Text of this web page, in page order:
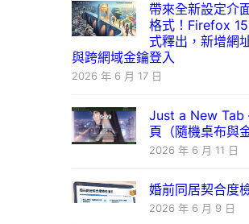
帶來全新設定介
格式！Firefox
式釋出，新增網
與跨網域金鑰登入
2026 年 6 月 17 日
Just a New Tab
頁（隨機桌布與金
2026 年 6 月 11 日
婚前同居契合度
2026 年 6 月 9 日